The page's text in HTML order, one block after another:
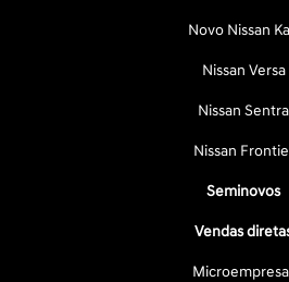
Novo Nissan
Nissan Versa
Nissan Sentra
Nissan
Seminovos
Vendas